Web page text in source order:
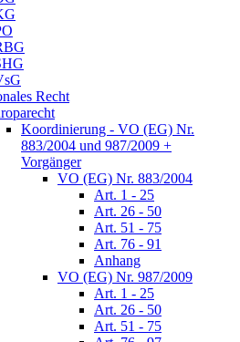
Recht
Koordinierung - VO (EG) Nr.
883/2004 und 987/2009 +
Vorgänger
VO (EG) Nr. 883/2004
Art. 1 - 25
Art. 26 - 50
Art. 51 - 75
Art. 76 - 91
Anhang
VO (EG) Nr. 987/2009
Art. 1 - 25
Art. 26 - 50
Art. 51 - 75